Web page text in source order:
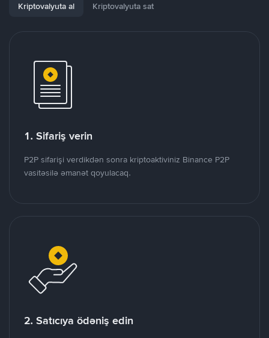
Kriptovalyuta al Kriptovalyuta sat
1. Sifariş verin
P2P sifarişi verdikdən sonra kriptoaktiviniz Binance P2P
vasitəsilə əmanət qoyulacaq.
2. Satıcıya ödəniş edin